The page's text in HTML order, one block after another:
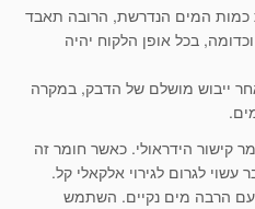
כמות המים הנדרשת, הרובה תאבד
בכל אופן הלקוח יהיה
ייבוש מושלם של הדבק, במקרה
קישור הידראולי. כאשר חומר זה
לגרום לגירוי אלקאלי קל.
עם הרבה מים נקיים. השתמש